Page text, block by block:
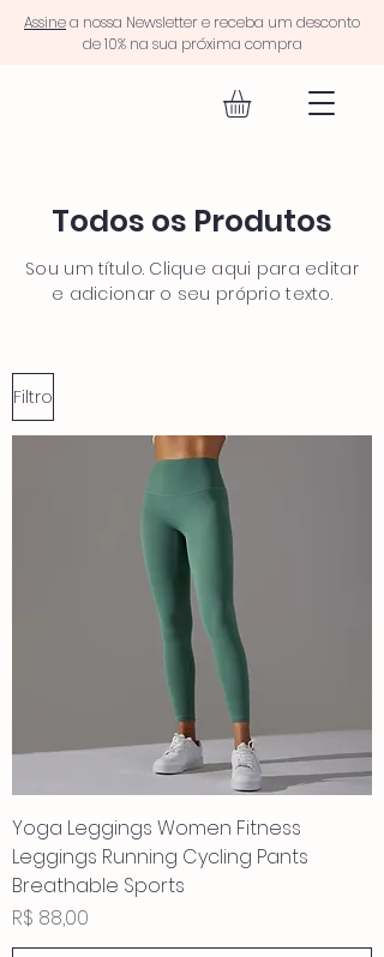
Assinea nossa Newsletter e receba um desconto
de 10% na sua próxima compra
Todos os Produtos
Sou um título. Clique aqui para editar
e adicionar o seu próprio texto.
Filtro
Yoga Leggings Women Fitness
Leggings Running Cycling Pants
Breathable Sports
Preço
R$ 88,00